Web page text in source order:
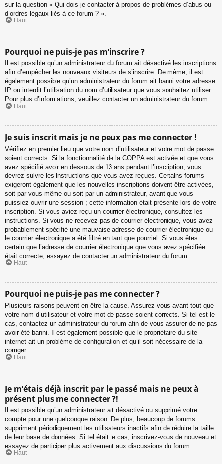
sur la question « Qui dois-je contacter à propos de problèmes d’abus ou
d’ordres légaux liés à ce forum ? ».
Haut
Pourquoi ne puis-je pas m’inscrire ?
Il est possible qu’un administrateur du forum ait désactivé les inscriptions
afin d’empêcher les nouveaux visiteurs de s’inscrire. De même, il est
également possible qu’un administrateur du forum ait banni votre adresse
IP ou interdit l’utilisation du nom d’utilisateur que vous souhaitez utiliser.
Pour plus d’informations, veuillez contacter un administrateur du forum.
Haut
Je suis inscrit mais je ne peux pas me connecter !
Vérifiez en premier lieu que votre nom d’utilisateur et votre mot de passe
soient corrects. Si la fonctionnalité de la COPPA est activée et que vous
avez spécifié avoir en dessous de 13 ans pendant l’inscription, vous
devrez suivre les instructions que vous avez reçues. Certains forums
exigeront également que les nouvelles inscriptions doivent être activées,
soit par vous-même ou soit par un administrateur, avant que vous
puissiez ouvrir une session ; cette information était présente lors de votre
inscription. Si vous aviez reçu un courrier électronique, consultez les
instructions. Si vous ne recevez pas de courrier électronique, vous avez
probablement spécifié une mauvaise adresse de courrier électronique ou
le courrier électronique a été filtré en tant que pourriel. Si vous êtes
certain que l’adresse de courrier électronique que vous avez spécifiée
était correcte, essayez de contacter un administrateur du forum.
Haut
Pourquoi ne puis-je pas me connecter ?
Plusieurs raisons peuvent en être la cause. Assurez-vous avant tout que
votre nom d’utilisateur et votre mot de passe soient corrects. Si tel est le
cas, contactez un administrateur du forum afin de vous assurer de ne pas
avoir été banni. Il est également possible que le propriétaire du site
internet ait un problème de configuration et qu’il soit nécessaire de la
corriger.
Haut
Je m’étais déjà inscrit par le passé mais ne peux à
présent plus me connecter ?!
Il est possible qu’un administrateur ait désactivé ou supprimé votre
compte pour une quelconque raison. De plus, beaucoup de forums
suppriment périodiquement les utilisateurs inactifs afin de réduire la taille
de leur base de données. Si tel était le cas, inscrivez-vous de nouveau et
essayez de participer plus activement aux discussions du forum.
Haut